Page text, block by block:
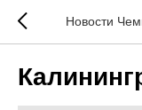
Новости